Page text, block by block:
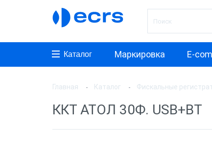
Каталог Маркировка E-
Главная Каталог Фискальные
ККТ АТОЛ 30Ф. USB+ВТ